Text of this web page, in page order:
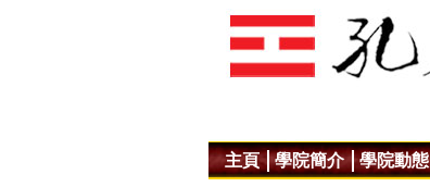
主頁 學院簡介 學院動態